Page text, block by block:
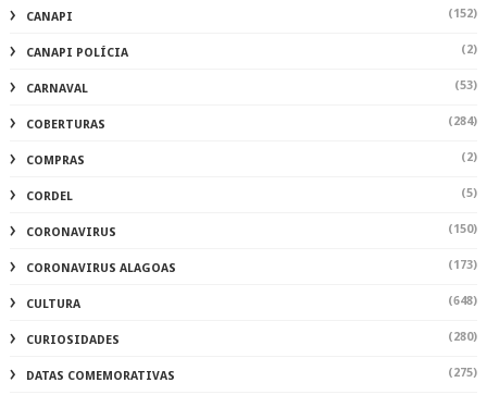
CANAPI (152)
CANAPI POLÍCIA (2)
CARNAVAL (53)
COBERTURAS (284)
COMPRAS (2)
CORDEL (5)
CORONAVIRUS (150)
CORONAVIRUS ALAGOAS (173)
CULTURA (648)
CURIOSIDADES (280)
DATAS COMEMORATIVAS (275)